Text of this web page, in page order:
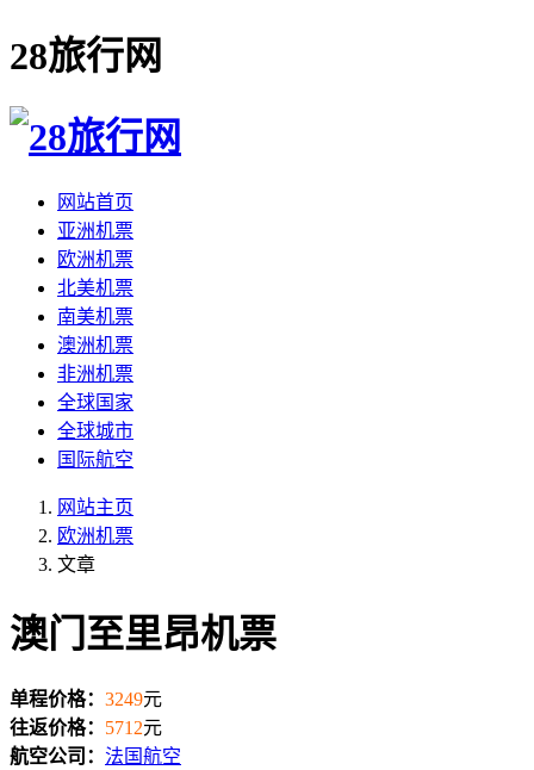
28旅行网
网站首页
亚洲机票
欧洲机票
北美机票
南美机票
澳洲机票
非洲机票
全球国家
全球城市
国际航空
网站主页
欧洲机票
文章
澳门至里昂机票
单程价格： 3249元
往返价格： 5712元
航空公司： 法国航空